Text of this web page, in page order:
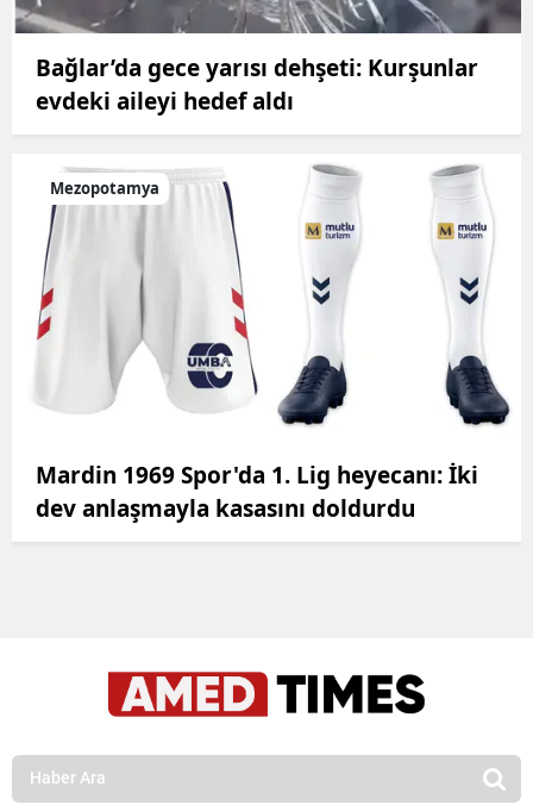
Bağlar’da gece yarısı dehşeti: Kurşunlar
evdeki aileyi hedef aldı
Mezopotamya
Mardin 1969 Spor'da 1. Lig heyecanı: İki
dev anlaşmayla kasasını doldurdu